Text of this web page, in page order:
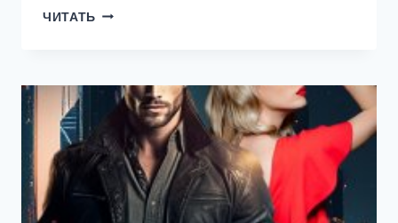
ЧИТАТЬ ИЗМЕНА.